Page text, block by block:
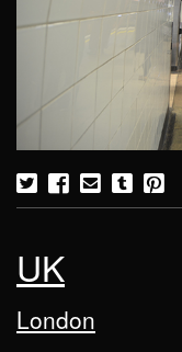
UK
London